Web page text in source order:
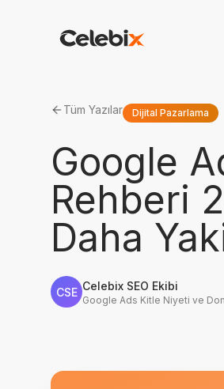
Tüm Yazılar Dijital Pazarlama
Google
Rehberi
Daha
CSE Celebix SEO Ekibi
Google Ads Kitle Niyeti ve